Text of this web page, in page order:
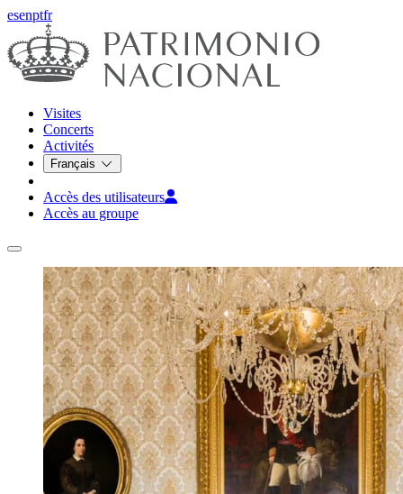
esenptfr
Visites
Concerts
Activités
Français
Accès des utilisateurs
Accès au groupe